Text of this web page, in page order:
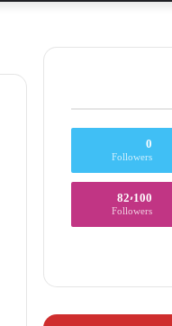
0
Followers
82٬100
Followers